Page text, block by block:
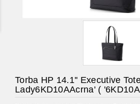
Torba HP 14.1'' Executive
Lady6KD10AAcrna' (